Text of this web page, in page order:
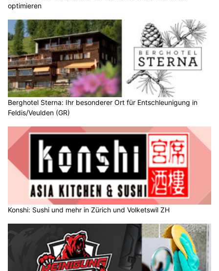
optimieren
Berghotel Sterna: Ihr besonderer Ort für Entschleunigung in
Feldis/Veulden (GR)
Konshi: Sushi und mehr in Zürich und Volketswil ZH